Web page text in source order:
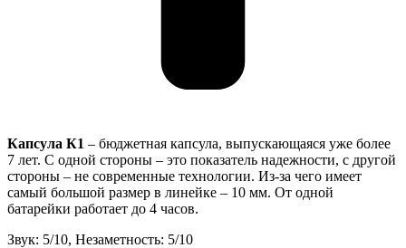
Капсула К1 – бюджетная капсула, выпускающаяся уже более
7 лет. С одной стороны – это показатель надежности, с другой
стороны – не современные технологии. Из-за чего имеет
самый большой размер в линейке – 10 мм. От одной
батарейки работает до 4 часов.
Звук: 5/10, Незаметность: 5/10